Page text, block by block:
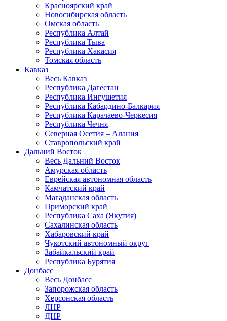
Красноярский край
Новосибирская область
Омская область
Республика Алтай
Республика Тыва
Республика Хакасия
Томская область
Кавказ
Весь Кавказ
Республика Дагестан
Республика Ингушетия
Республика Кабардино-Балкария
Республика Карачаево-Черкесия
Республика Чечня
Северная Осетия – Алания
Ставропольский край
Дальний Восток
Весь Дальний Восток
Амурская область
Еврейская автономная область
Камчатский край
Магаданская область
Приморский край
Республика Саха (Якутия)
Сахалинская область
Хабаровский край
Чукотский автономный округ
Забайкальский край
Республика Бурятия
Донбасс
Весь Донбасс
Запорожская область
Херсонская область
ЛНР
ДНР